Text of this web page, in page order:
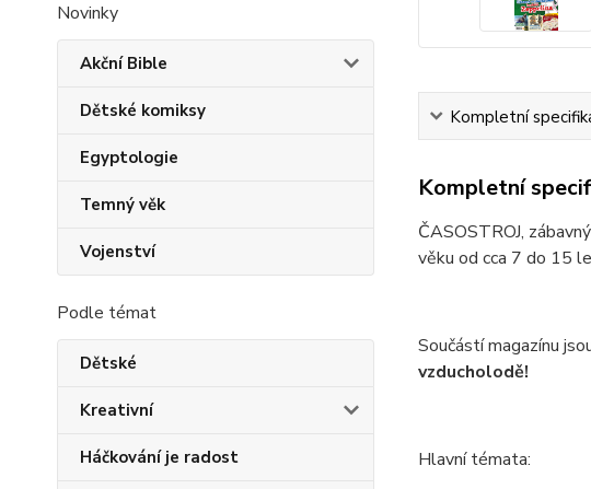
Novinky
Akční Bible
Dětské komiksy
Egyptologie
Temný věk
Vojenství
Podle témat
Dětské
Kreativní
Háčkování je radost
Kompletní
Kompletní
ČASOSTROJ,
věku od cca 7 do 15
Součástí magazínu
vzducholodě!
Hlavní témata: